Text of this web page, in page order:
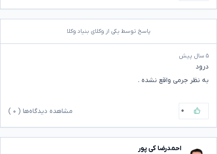
پاسخ توسط یکی از وکلای بنیاد وکلا
۵ سال پیش
درود
به نظر جرمی واقع نشده .
۰ مشاهده دیدگاه‌ها ( ۰
احمدرضا کی پور